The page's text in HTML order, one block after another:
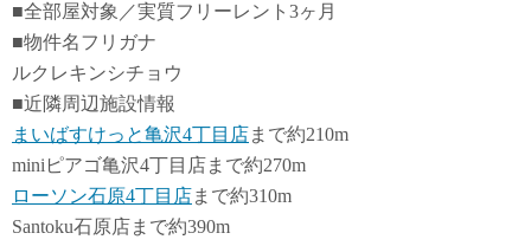
■全部屋対象／実質フリーレント3ヶ月
■物件名フリガナ
ルクレキンシチョウ
■近隣周辺施設情報
まいばすけっと亀沢4丁目店まで約210m
miniピアゴ亀沢4丁目店まで約270m
ローソン石原4丁目店まで約310m
Santoku石原店まで約390m